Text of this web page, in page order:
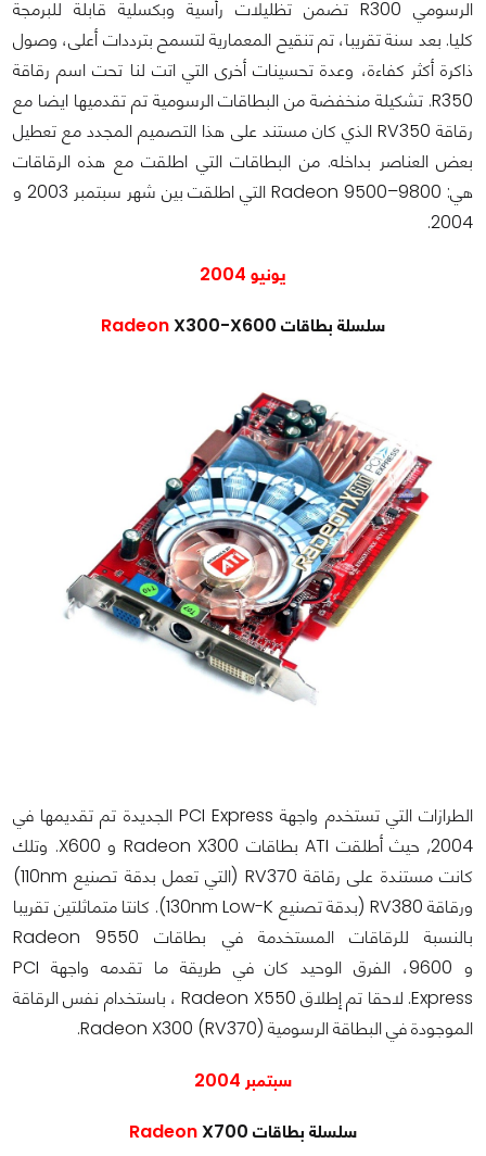
الرسومي R300
تضمن تظليلات رأسية وبكسلية قابلة للبرمجة
كليا. بعد سنة تقريبا، تم تنقيح المعمارية لتسمح بترددات أعلى، وصول
ذاكرة أكثر كفاءة، وعدة تحسينات أخرى التي اتت لنا تحت اسم رقاقة
R350. تشكيلة منخفضة من البطاقات الرسومية تم تقدميها ايضا مع
رقاقة RV350 الذي كان مستند على هذا التصميم المجدد مع تعطيل
بعض العناصر بداخله. من البطاقات التي اطلقت مع هذه الرقاقات
هي: Radeon 9500–9800 التي اطلقت بين شهر سبتمبر 2003 و
2004.
يونيو 2004
سلسلة بطاقات RadeonX300-X600
الطرازات التي تستخدم واجهة PCI Express الجديدة تم تقديمها في
2004, حيث أطلقت
ATI بطاقات Radeon X300 و X600. وتلك
كانت مستندة على رقاقة RV370 (التي تعمل بدقة تصنيع 110nm)
ورقاقة RV380 (بدقة تصنيع 130nm Low-K). كانتا متماثلتين تقريبا
بالنسبة للرقاقات المستخدمة في بطاقات Radeon 9550
و 9600، الفرق الوحيد كان في طريقة ما تقدمه واجهة PCI
Express. لاحقا تم إطلاق Radeon X550 ، باستخدام نفس الرقاقة
الموجودة في البطاقة الرسومية (Radeon X300 (RV370.
سبتمبر 2004
سلسلة بطاقات RadeonX700